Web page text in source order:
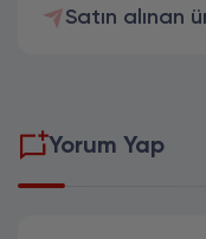
Satın alınan
Yorum Yap